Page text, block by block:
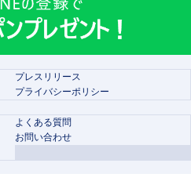
プレスリリース
プライバシーポリシー
よくある質問
お問い合わせ